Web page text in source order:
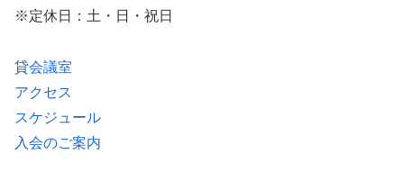
※定休日：土・日・祝日
貸会議室
アクセス
スケジュール
入会のご案内